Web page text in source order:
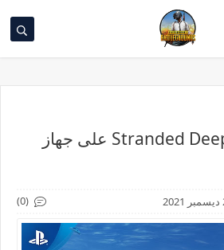
كيف تلعب لعبة Stranded Deep على جهاز
(0)